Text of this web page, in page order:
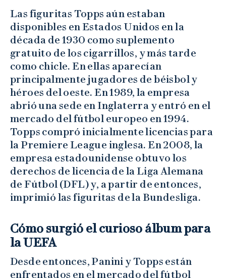
Las figuritas Topps aún estaban
disponibles en Estados Unidos en la
década de 1930 como suplemento
gratuito de los cigarrillos, y más tarde
como chicle. En ellas aparecían
principalmente jugadores de béisbol y
héroes del oeste. En 1989, la empresa
abrió una sede en Inglaterra y entró en el
mercado del fútbol europeo en 1994.
Topps compró inicialmente licencias para
la Premiere League inglesa. En 2008, la
empresa estadounidense obtuvo los
derechos de licencia de la Liga Alemana
de Fútbol (DFL) y, a partir de entonces,
imprimió las figuritas de la Bundesliga.
Cómo surgió el curioso álbum para
la UEFA
Desde entonces, Panini y Topps están
enfrentados en el mercado del fútbol